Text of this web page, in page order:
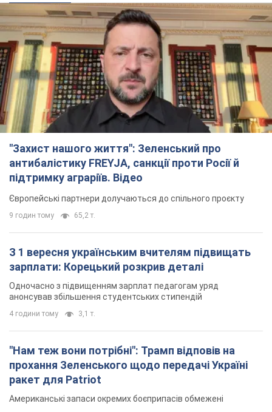
"Захист нашого життя": Зеленський про
антибалістику FREYJA, санкції проти Росії й
підтримку аграріїв. Відео
Європейські партнери долучаються до спільного проєкту
9 годин тому 65,2 т.
З 1 вересня українським вчителям підвищать
зарплати: Корецький розкрив деталі
Одночасно з підвищенням зарплат педагогам уряд
анонсував збільшення студентських стипендій
4 години тому 3,1 т.
"Нам теж вони потрібні": Трамп відповів на
прохання Зеленського щодо передачі Україні
ракет для Patriot
Американські запаси окремих боєприпасів обмежені